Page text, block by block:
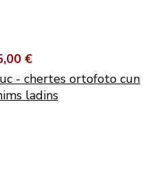
€
- chertes ortofoto cun
ladins